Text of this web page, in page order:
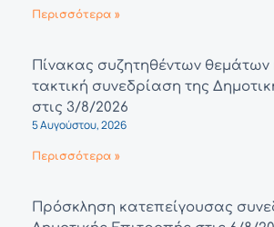
Περισσότερα »
Πίνακας συζητηθέντων θεμάτων
τακτική συνεδρίαση της
στις 3/8/2026
5 Αυγούστου, 2026
Περισσότερα »
Πρόσκληση κατεπείγουσας